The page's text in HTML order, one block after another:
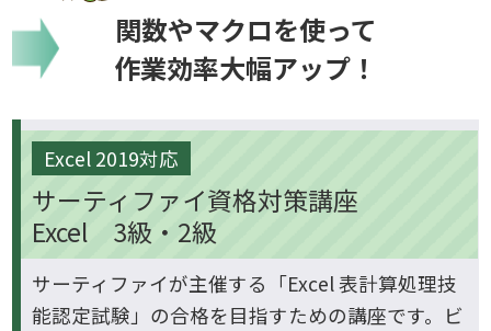
関数やマクロを使って
作業効率大幅アップ！
Excel 2019対応
サーティファイ資格対策講座
Excel 3級・2級
サーティファイが主催する「Excel 表計算処理技
能認定試験」の合格を目指すための講座です。ビ